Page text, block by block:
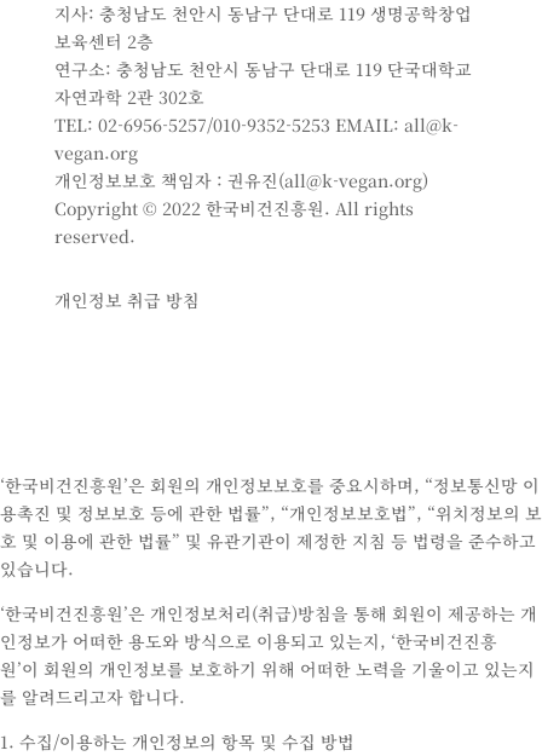
지사: 충청남도 천안시 동남구 단대로 119 생명공학창업
보육센터 2층
연구소: 충청남도 천안시 동남구 단대로 119 단국대학교
자연과학 2관 302호
TEL: 02-6956-5257/010-9352-5253 EMAIL: all@k-
vegan.org
개인정보보호 책임자 : 권유진(all@k-vegan.org)
Copyright © 2022 한국비건진흥원. All rights
reserved.
개인정보 취급 방침
‘한국비건진흥원’은 회원의 개인정보보호를 중요시하며, “정보통신망 이
용촉진 및 정보보호 등에 관한 법률”, “개인정보보호법”, “위치정보의 보
호 및 이용에 관한 법률” 및 유관기관이 제정한 지침 등 법령을 준수하고
있습니다.
‘한국비건진흥원’은 개인정보처리(취급)방침을 통해 회원이 제공하는 개
인정보가 어떠한 용도와 방식으로 이용되고 있는지, ‘한국비건진흥
원’이 회원의 개인정보를 보호하기 위해 어떠한 노력을 기울이고 있는지
를 알려드리고자 합니다.
1. 수집/이용하는 개인정보의 항목 및 수집 방법